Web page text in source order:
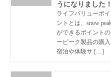
うになりました！
ライフバリューポ
ントとは、snow
ができるポイント
ーピーク製品の購
宿泊や体験サ […]